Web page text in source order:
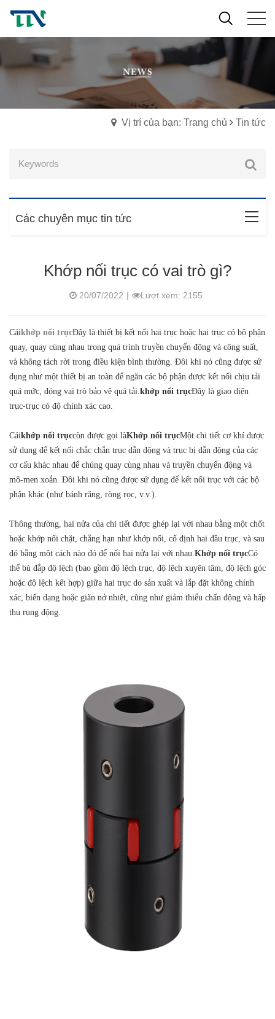
Vị trí của bạn: Trang chủ Tin tức
Các chuyên mục tin tức
Khớp nối trục có vai trò gì?
20/07/2022 | Lượt xem: 2155
Cáikhớp nối trụcĐây là thiết bị kết nối hai trục hoặc hai trục có bộ phận
quay, quay cùng nhau trong quá trình truyền chuyển động và công suất,
và không tách rời trong điều kiện bình thường. Đôi khi nó cũng được sử
dụng như một thiết bị an toàn để ngăn các bộ phận được kết nối chịu tải
quá mức, đóng vai trò bảo vệ quá tải. khớp nối trụcĐây là giao diện
trục-trục có độ chính xác cao.
Cáikhớp nối trụccòn được gọi làKhớp nối trụcMột chi tiết cơ khí được
sử dụng để kết nối chắc chắn trục dẫn động và trục bị dẫn động của các
cơ cấu khác nhau để chúng quay cùng nhau và truyền chuyển động và
mô-men xoắn. ​​Đôi khi nó cũng được sử dụng để kết nối trục với các bộ
phận khác (như bánh răng, ròng rọc, v.v.).
Thông thường, hai nửa của chi tiết được ghép lại với nhau bằng một chốt
hoặc khớp nối chặt, chẳng hạn như khớp nối, cố định hai đầu trục, và sau
đó bằng một cách nào đó để nối hai nửa lại với nhau. Khớp nối trụcCó
thể bù đắp độ lệch (bao gồm độ lệch trục, độ lệch xuyên tâm, độ lệch góc
hoặc độ lệch kết hợp) giữa hai trục do sản xuất và lắp đặt không chính
xác, biến dạng hoặc giãn nở nhiệt, cũng như giảm thiểu chấn động và hấp
thụ rung động.